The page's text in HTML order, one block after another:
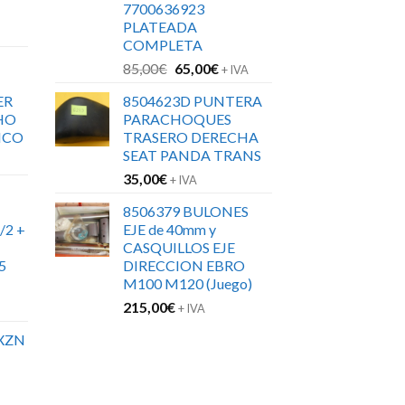
2 +
7700636923
PLATEADA
COMPLETA
85,00€ El
original
era:
85,00€.
65,00€El
actual
es:
65,00€.
+ IVA
8504623D PUNTERA
PARACHOQUES
TRASERO DERECHA
SEAT PANDA TRANS
35,00€+ IVA
8506379 BULONES
EJE de 40mm y
CASQUILLOS EJE
DIRECCION EBRO
M100 M120 (Juego)
215,00€+ IVA